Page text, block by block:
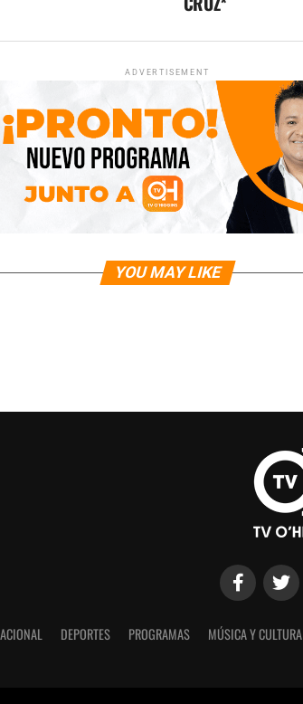
ADVERTISEMENT
YOU MAY LIKE
DEPORTES PROGRAMAS MÚSICA Y CULTURA